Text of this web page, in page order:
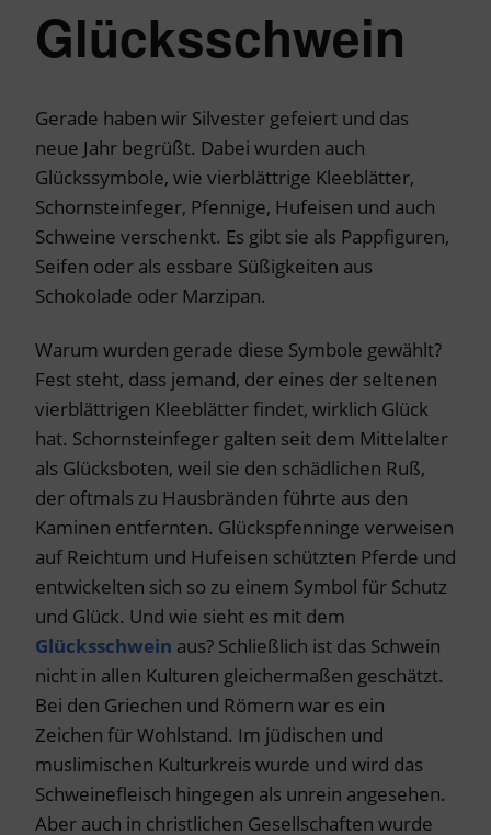
Glücksschwein
Gerade haben wir Silvester gefeiert und das
neue Jahr begrüßt. Dabei wurden auch
Glückssymbole, wie vierblättrige Kleeblätter,
Schornsteinfeger, Pfennige, Hufeisen und auch
Schweine verschenkt. Es gibt sie als Pappfiguren,
Seifen oder als essbare Süßigkeiten aus
Schokolade oder Marzipan.
Warum wurden gerade diese Symbole gewählt?
Fest steht, dass jemand, der eines der seltenen
vierblättrigen Kleeblätter findet, wirklich Glück
hat. Schornsteinfeger galten seit dem Mittelalter
als Glücksboten, weil sie den schädlichen Ruß,
der oftmals zu Hausbränden führte aus den
Kaminen entfernten. Glückspfenninge verweisen
auf Reichtum und Hufeisen schützten Pferde und
entwickelten sich so zu einem Symbol für Schutz
und Glück. Und wie sieht es mit dem
Glücksschwein aus? Schließlich ist das Schwein
nicht in allen Kulturen gleichermaßen geschätzt.
Bei den Griechen und Römern war es ein
Zeichen für Wohlstand. Im jüdischen und
muslimischen Kulturkreis wurde und wird das
Schweinefleisch hingegen als unrein angesehen.
Aber auch in christlichen Gesellschaften wurde